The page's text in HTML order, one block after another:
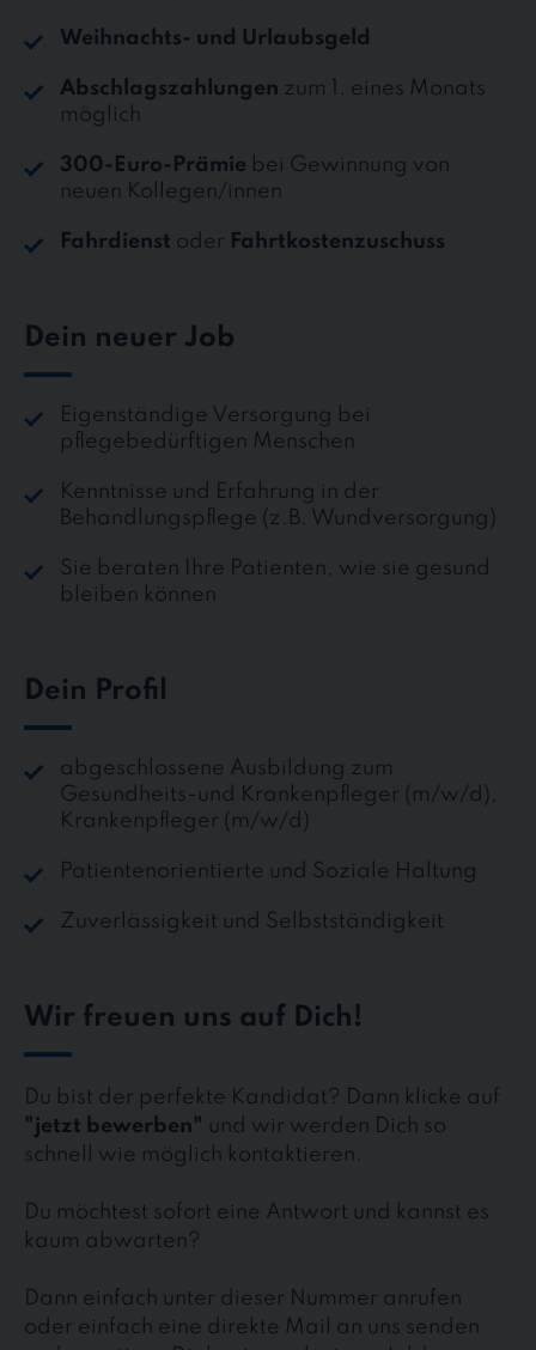
Weihnachts- und Urlaubsgeld
Abschlagszahlungen zum 1. eines Monats
möglich
300-Euro-Prämie bei Gewinnung von
neuen Kollegen/innen
Fahrdienst oder Fahrtkostenzuschuss
Dein neuer Job
Eigenständige Versorgung bei
pflegebedürftigen Menschen
Kenntnisse und Erfahrung in der
Behandlungspflege (z.B. Wundversorgung)
Sie beraten Ihre Patienten, wie sie gesund
bleiben können
Dein Profil
abgeschlossene Ausbildung zum
Gesundheits-und Krankenpfleger (m/w/d),
Krankenpfleger (m/w/d)
Patientenorientierte und Soziale Haltung
Zuverlässigkeit und Selbstständigkeit
Wir freuen uns auf Dich!
Du bist der perfekte Kandidat? Dann klicke auf
"jetzt bewerben" und wir werden Dich so
schnell wie möglich kontaktieren.
Du möchtest sofort eine Antwort und kannst es
kaum abwarten?
Dann einfach unter dieser Nummer anrufen
oder einfach eine direkte Mail an uns senden